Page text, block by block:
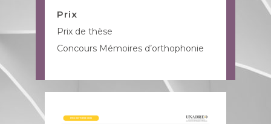
Prix
Prix de thèse
Concours Mémoires d’orthophonie